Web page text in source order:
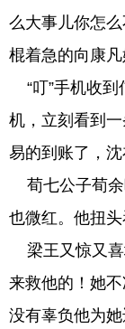
么大事儿你怎
棍着急的向康凡
“叮”手机收到
机，立刻看到
易的到账了，
荀七公子荀余
也微红。他扭头
梁王又惊又喜
来救他的！她
没有辜负他为